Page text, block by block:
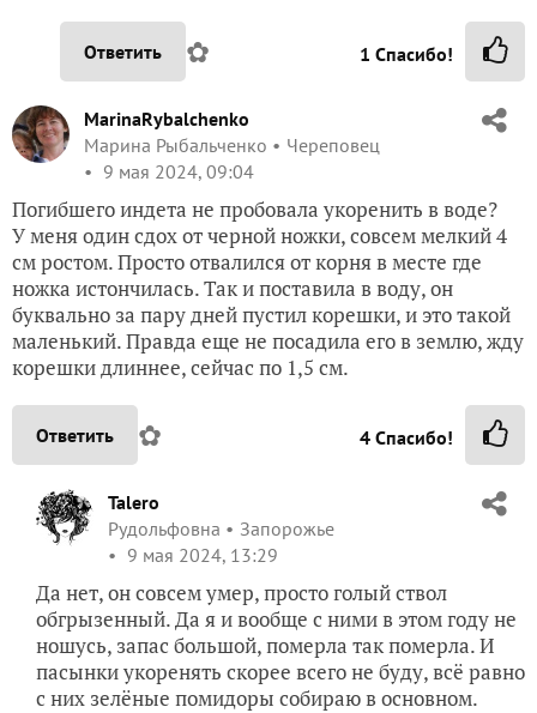
Ответить ✿ 1 Спасибо!
MarinaRybalchenko
Марина Рыбальченко
Череповец
9 мая 2024, 09:04
Погибшего индета не пробовала укоренить в воде?
У меня один сдох от черной ножки, совсем мелкий 4
см ростом. Просто отвалился от корня в месте где
ножка истончилась. Так и поставила в воду, он
буквально за пару дней пустил корешки, и это такой
маленький. Правда еще не посадила его в землю, жду
корешки длиннее, сейчас по 1,5 см.
Ответить ✿ 4 Спасибо!
Talero
Рудольфовна
Запорожье
9 мая 2024, 13:29
Да нет, он совсем умер, просто голый ствол
обгрызенный. Да я и вообще с ними в этом году не
ношусь, запас большой, померла так померла. И
пасынки укоренять скорее всего не буду, всё равно
с них зелёные помидоры собираю в основном.